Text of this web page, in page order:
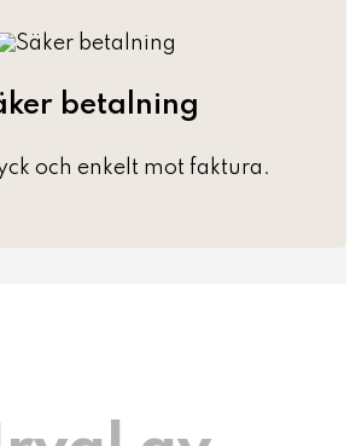
betalning
och enkelt mot faktura.